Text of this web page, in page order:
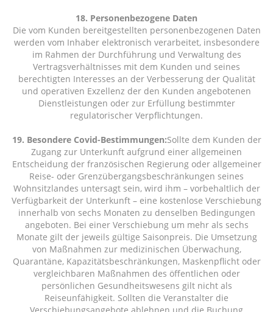
18. Personenbezogene Daten
Die vom Kunden bereitgestellten personenbezogenen Daten
werden vom Inhaber elektronisch verarbeitet, insbesondere
im Rahmen der Durchführung und Verwaltung des
Vertragsverhältnisses mit dem Kunden und seines
berechtigten Interesses an der Verbesserung der Qualität
und operativen Exzellenz der den Kunden angebotenen
Dienstleistungen oder zur Erfüllung bestimmter
regulatorischer Verpflichtungen.
19. Besondere Covid-Bestimmungen:Sollte dem Kunden der
Zugang zur Unterkunft aufgrund einer allgemeinen
Entscheidung der französischen Regierung oder allgemeiner
Reise- oder Grenzübergangsbeschränkungen seines
Wohnsitzlandes untersagt sein, wird ihm – vorbehaltlich der
Verfügbarkeit der Unterkunft – eine kostenlose Verschiebung
innerhalb von sechs Monaten zu denselben Bedingungen
angeboten. Bei einer Verschiebung um mehr als sechs
Monate gilt der jeweils gültige Saisonpreis. Die Umsetzung
von Maßnahmen zur medizinischen Überwachung,
Quarantäne, Kapazitätsbeschränkungen, Maskenpflicht oder
vergleichbaren Maßnahmen des öffentlichen oder
persönlichen Gesundheitswesens gilt nicht als
Reiseunfähigkeit. Sollten die Veranstalter die